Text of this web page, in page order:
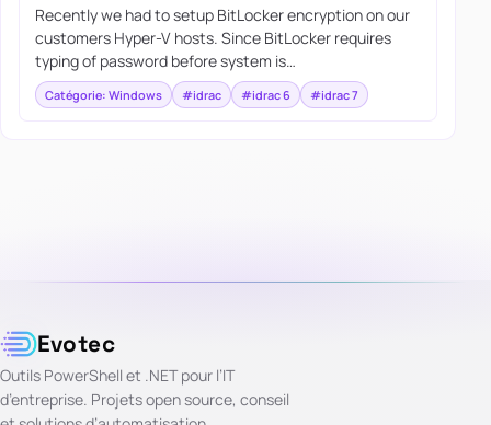
Recently we had to setup BitLocker encryption on our
customers Hyper-V hosts. Since BitLocker requires
typing of password before system is…
Catégorie: Windows #idrac #idrac 6 #idrac 7
Evotec
Outils PowerShell et .NET pour l’IT
d’entreprise. Projets open source, conseil